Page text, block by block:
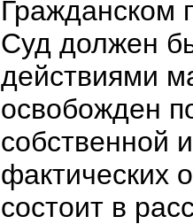
Гражданском
Суд должен
действиями
освобожден
собственной
фактических
состоит в